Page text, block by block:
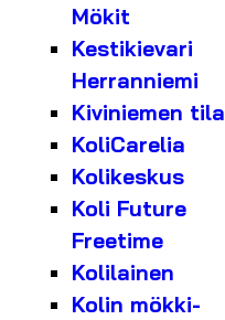
Mökit
Kestikievari
Herranniemi
Kiviniemen tila
KoliCarelia
Kolikeskus
Koli Future
Freetime
Kolilainen
Kolin mökki-